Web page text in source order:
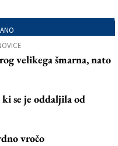
velikega šmarna, nato
se je oddaljila od
vročo